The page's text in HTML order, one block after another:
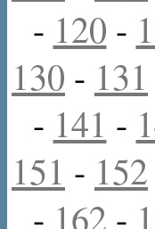
- 120 -
130 - 131
- 141 -
151 - 152
- 162 -